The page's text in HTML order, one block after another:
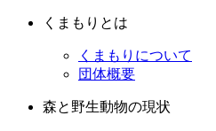
くまもりとは
くまもりについて
団体概要
森と野生動物の現状